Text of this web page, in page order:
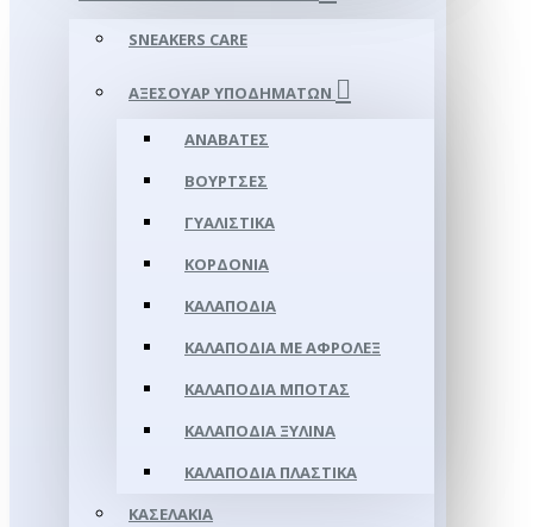
SNEAKERS CARE
ΑΞΕΣΟΥΑΡ ΥΠΟΔΗΜΆΤΩΝ
ΑΝΑΒΆΤΕΣ
ΒΟΎΡΤΣΕΣ
ΓΥΑΛΙΣΤΙΚΆ
ΚΟΡΔΌΝΙΑ
ΚΑΛΑΠΌΔΙΑ
ΚΑΛΑΠΌΔΙΑ ΜΕ ΑΦΡΟΛΕΞ
ΚΑΛΑΠΌΔΙΑ ΜΠΌΤΑΣ
ΚΑΛΑΠΌΔΙΑ ΞΎΛΙΝΑ
ΚΑΛΑΠΌΔΙΑ ΠΛΑΣΤΙΚΆ
ΚΑΣΕΛΆΚΙΑ